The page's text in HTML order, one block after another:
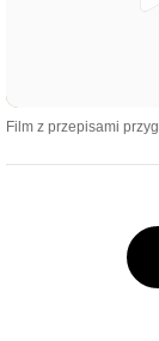
Film z przepisami